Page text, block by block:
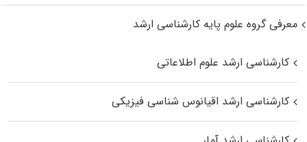
معرفی گروه علوم پایه کارشناسی ارشد
کارشناسی ارشد علوم اطلاعاتی
کارشناسی ارشد اقیانوس‌ شناسی فیزیکی